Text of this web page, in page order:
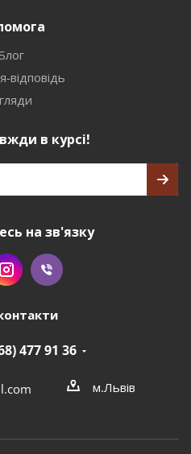
відповідь
в курсі!
на зв'язку
477 91 36
м.Львів